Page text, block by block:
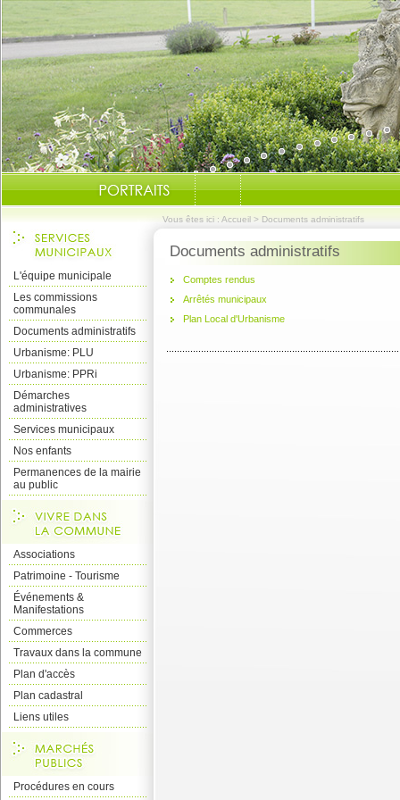
Vous êtes ici : Accueil > Documents administratifs
L'équipe municipale
Les commissions
communales
Documents administratifs
Urbanisme: PLU
Urbanisme: PPRi
Démarches
administratives
Services municipaux
Nos enfants
Permanences de la mairie
au public
Associations
Patrimoine - Tourisme
Événements &
Manifestations
Commerces
Travaux dans la commune
Plan d'accès
Plan cadastral
Liens utiles
Procédures en cours
Documents administratifs
Comptes rendus
Arrêtés municipaux
Plan Local d'Urbanisme